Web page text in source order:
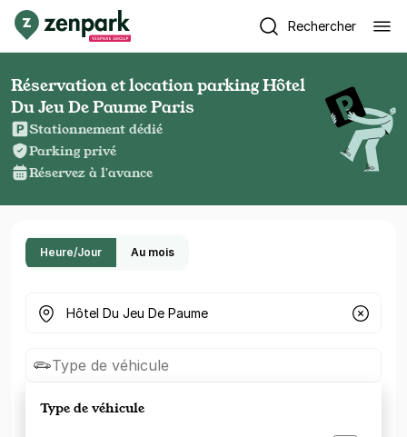
Rechercher
Réservation et location parking Hôtel
Du Jeu De Paume Paris
Stationnement dédié
Parking privé
Réservez à l'avance
Heure/Jour Au mois
Où cherchez-vous un parking ?
Type de véhicule
Type de véhicule